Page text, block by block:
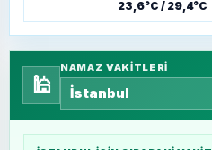
23,6°C / 29,4°C
🕌
NAMAZ VAKITLERI